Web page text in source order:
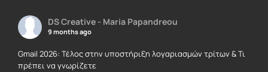
DS Creative - Maria Papandreou
9 months ago
Gmail 2026: Τέλος στην υποστήριξη λογαριασμών τρίτων & Τι
πρέπει να γνωρίζετε